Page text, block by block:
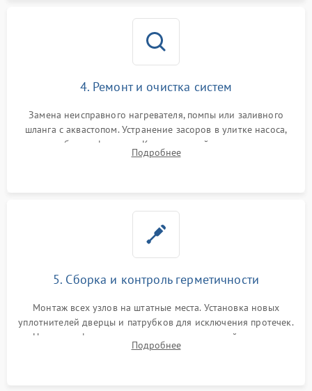
4. Ремонт и очистка систем
Замена неисправного нагревателя, помпы или заливного
шланга с аквастопом. Устранение засоров в улитке насоса,
патрубках и фильтрах. Компонентный ремонт платы
управления, восстановление поврежденной проводки.
Подробнее
5. Сборка и контроль герметичности
Монтаж всех узлов на штатные места. Установка новых
уплотнителей дверцы и патрубков для исключения протечек.
Надежная фиксация хомутов гидравлической системы,
сборка корпуса и установка датчика поплавка.
Подробнее